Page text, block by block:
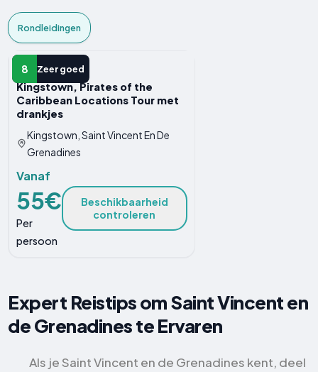
Rondleidingen
8 Zeer goed
RONDLEIDING
Kingstown, Pirates of the
Caribbean Locations Tour met
drankjes
Kingstown, Saint Vincent En De
Grenadines
Vanaf
55€
Per
persoon
Beschikbaarheid
controleren
Expert Reistips om Saint Vincent en
de Grenadines te Ervaren
Als je Saint Vincent en de Grenadines kent, deel